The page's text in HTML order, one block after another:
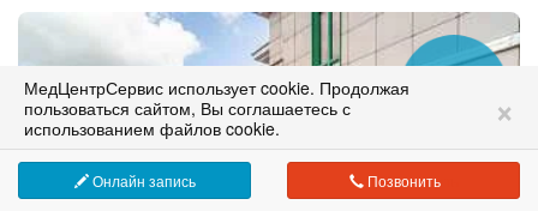
Сеть медицинских клиник в Москве
работаем с 1995 года
МедЦентрСервис использует cookie. Продолжая
пользоваться сайтом, Вы соглашаетесь с
использованием файлов cookie.
×
Онлайн запись Позвонить